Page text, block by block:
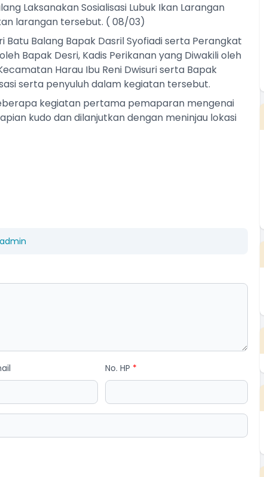
Laksanakan Sosialisasi Lubuk Ikan Larangan
larangan tersebut. ( 08/03)
Balang Bapak Dasril Syofiadi serta Perangkat
Bapak Desri, Kadis Perikanan yang Diwakili oleh
Harau Ibu Reni Dwisuri serta Bapak
serta penyuluh dalam kegiatan tersebut.
kegiatan pertama pemaparan mengenai
kudo dan dilanjutkan dengan meninjau lokasi
No. HP *